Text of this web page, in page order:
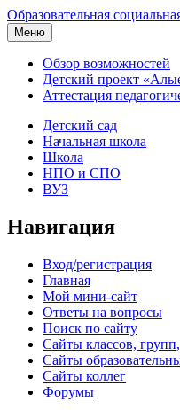
Образовательная
Меню
Обзор возможностей
Детский проект
Аттестация
Детский сад
Начальная школа
Школа
НПО и СПО
ВУЗ
Навигация
Вход/регистрация
Главная
Мой мини-сайт
Ответы на вопросы
Поиск по сайту
Сайты классов,
Сайты
Сайты коллег
Форумы